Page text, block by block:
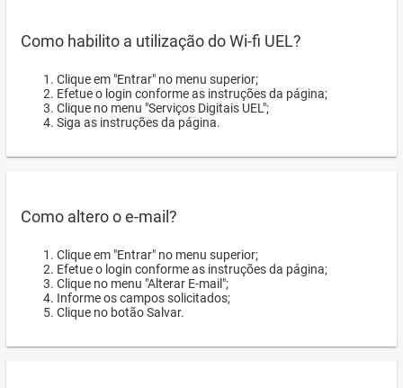
Como habilito a utilização do Wi-fi UEL?
Clique em "Entrar" no menu superior;
Efetue o login conforme as instruções da página;
Clique no menu "Serviços Digitais UEL";
Siga as instruções da página.
Como altero o e-mail?
Clique em "Entrar" no menu superior;
Efetue o login conforme as instruções da página;
Clique no menu "Alterar E-mail";
Informe os campos solicitados;
Clique no botão Salvar.